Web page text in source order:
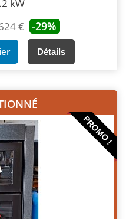
kW
€ -29%
Détails
PROMO !